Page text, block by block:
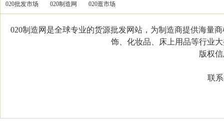
020批发市场 020制造网 020逛市场
020制造网是全球专业的货源批发网站，为制造商提供海量
饰、化妆品、床上用品等行业
版权信
联